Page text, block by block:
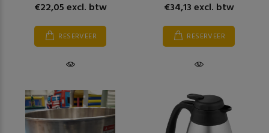
€22,05 excl. btw
RESERVEER
€34,13 excl. btw
RESERVEER